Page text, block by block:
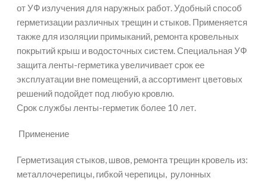
от УФ излучения для наружных работ. Удобный способ
герметизации различных трещин и стыков. Применяется
также для изоляции примыканий, ремонта кровельных
покрытий крыш и водосточных систем. Специальная УФ
защита ленты-герметика увеличивает срок ее
эксплуатации вне помещений, а ассортимент цветовых
решений подойдет под любую кровлю.
Срок службы ленты-герметик более 10 лет.
Применение
Герметизация стыков, швов, ремонта трещин кровель из:
металлочерепицы, гибкой черепицы, рулонных